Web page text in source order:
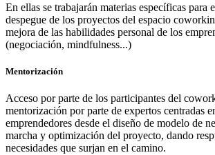
En ellas se trabajarán materias específicas para
despegue de los proyectos del espacio
mejora de las habilidades personal de los
(negociación, mindfulness...)
Mentorización
Acceso por parte de los participantes del
mentorización por parte de expertos centradas
emprendedores desde el diseño de modelo de
marcha y optimización del proyecto, dando
necesidades que surjan en el camino.